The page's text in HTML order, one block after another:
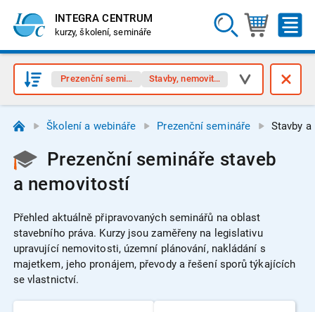
INTEGRA CENTRUM
kurzy, školení, semináře
Prezenční semináře Stavby, nemovitosti
Školení a webináře Prezenční semináře Stavby
Prezenční semináře staveb
a nemovitostí
Přehled aktuálně připravovaných seminářů na oblast
stavebního práva. Kurzy jsou zaměřeny na legislativu
upravující nemovitosti, územní plánování, nakládání s
majetkem, jeho pronájem, převody a řešení sporů týkajících
se vlastnictví.